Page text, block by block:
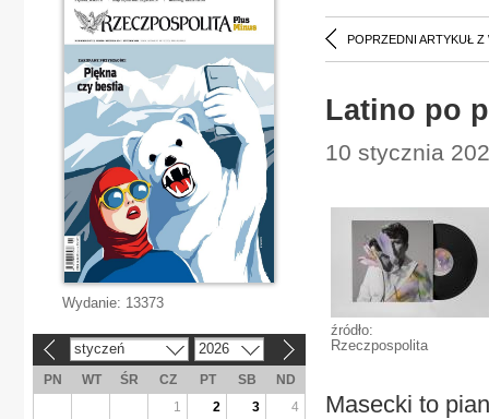
POPRZEDNI ARTYKUŁ Z
Latino po
10 stycznia
źródło:
Rzeczpospolita
Masecki to
Wydanie: 13373
styczeń 2026
PN WT ŚR CZ PT SB
ND
1
2 3
4